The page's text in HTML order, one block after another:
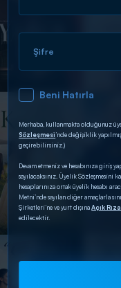
DİĞER SONUÇLAR
Şifre
Beni Hatırla
Merhaba, kullanmakta olduğunuz
Sözleşmesi’nde değişiklik
geçirebilirsiniz.)
Devam etmeniz ve hesabınıza giriş
sayılacaksınız. Üyelik
hesaplarınıza ortak üyelik hesabı
Metni’nde sayılan diğer amaçlarla
Şirketleri’ne ve yurt dışınaAçık
edilecektir.